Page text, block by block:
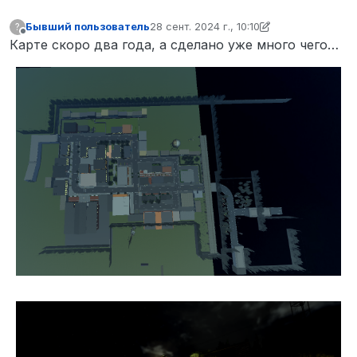
? Бывший пользователь28 сент. 2024 г., 10:10
отредактировано Бывший
Карте скоро два года, а сделано уже много чего…